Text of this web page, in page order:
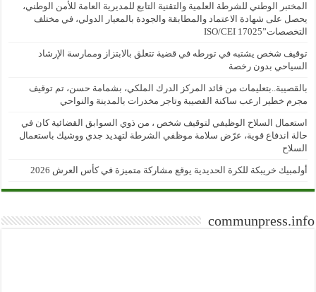
المختبر الوطني للشرطة العلمية والتقنية التابع للمديرية العامة للأمن الوطني،
يحصل على شهادة الاعتماد والمطابقة والجودة بالمعيار الدولي، في مختلف
التخصصات”ISO/CEI 17025
توقيف شخص يشتبه في تورطه في قضية تتعلق بالابتزاز وممارسة الإرشاد
السياحي بدون رخصة
بالقصيبة..بتعليمات من قائد المركز الدرك الملكي، بشمامة حسن، تم توقيف
مجرم خطير ارعب ساكنة القصيبة وتاجر مخدرات بالمدينة والنواحي
استعمال السلاح الوظيفي لتوقيف شخص ، من ذوي السوابق القضائية كان في
حالة اندفاع قوية، عرّض سلامة موظفي الشرطة لتهديد جدي ووشيك باستعمال
السلاح
أولمبيك خريبكة للكرة الحديدية يوقع مشاركة متميزة في كأس العرش 2026
communpress.info